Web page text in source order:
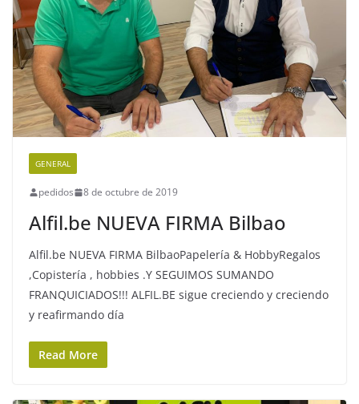
GENERAL
pedidos 8 de octubre de 2019
Alfil.be NUEVA FIRMA Bilbao
Alfil.be NUEVA FIRMA BilbaoPapelería & HobbyRegalos
,Copistería , hobbies .Y SEGUIMOS SUMANDO
FRANQUICIADOS!!! ALFIL.BE sigue creciendo y creciendo
y reafirmando día
Read More